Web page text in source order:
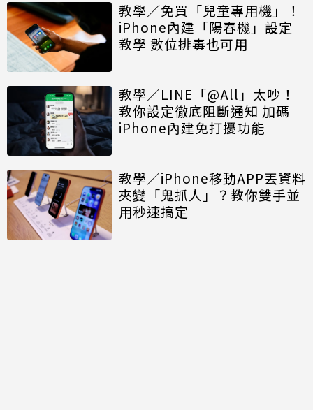
教學／免買「兒童專用機」！
iPhone內建「陽春機」設定
教學 數位排毒也可用
教學／LINE「@All」太吵！
教你設定徹底阻斷通知 加碼
iPhone內建免打擾功能
教學／iPhone移動APP丟資料
夾變「鬼抓人」？教你雙手並
用秒速搞定